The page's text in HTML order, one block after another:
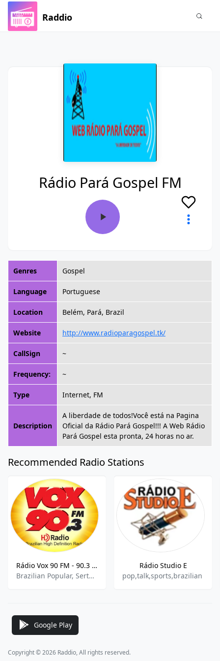
Raddio
Rádio Pará Gospel FM
Genres Gospel
Language Portuguese
Location Belém, Pará, Brazil
Website http://www.radioparagospel.tk/
CallSign ~
Frequency: ~
Type Internet, FM
Description
A liberdade de todos!Você está na Pagina
Oficial da Rádio Pará Gospel!!! A Web Rádio
Pará Gospel esta pronta, 24 horas no ar.
Recommended Radio Stations
Rádio Vox 90 FM - 90.3 FM
Brazilian Popular, Sertanejo Pop
Rádio Studio E
pop,talk,sports,brazilian
Google Play
Copyright © 2026 Raddio, All rights reserved.